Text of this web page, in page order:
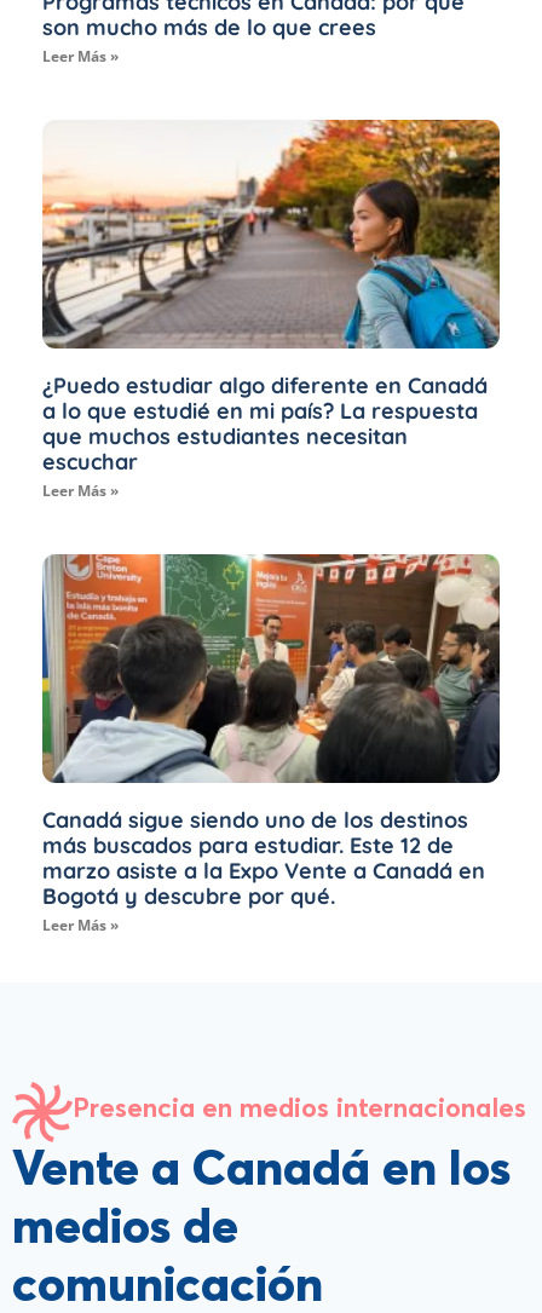
son mucho más de lo que crees
Leer Más »
¿Puedo estudiar algo diferente en Canadá
a lo que estudié en mi país? La respuesta
que muchos estudiantes necesitan
escuchar
Leer Más »
Canadá sigue siendo uno de los destinos
más buscados para estudiar. Este 12 de
marzo asiste a la Expo Vente a Canadá en
Bogotá y descubre por qué.
Leer Más »
Presencia en medios internacionales
Vente a Canadá en los
medios de
comunicación